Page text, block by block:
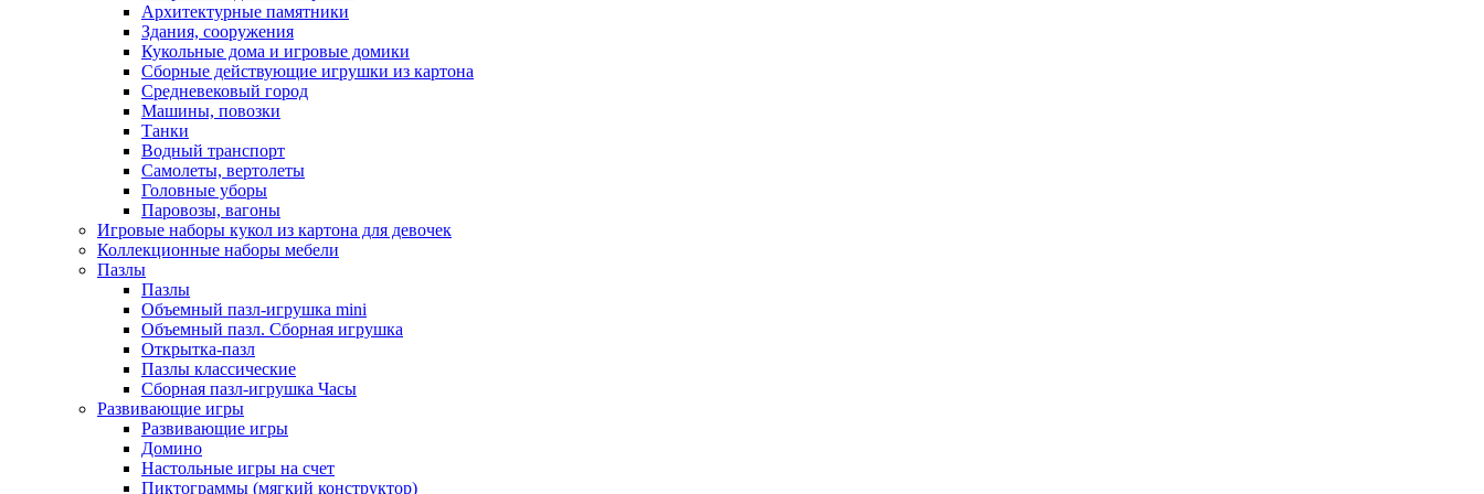
Архитектурные памятники
Здания, сооружения
Кукольные дома и игровые домики
Сборные действующие игрушки из картона
Средневековый город
Машины, повозки
Танки
Водный транспорт
Самолеты, вертолеты
Головные уборы
Паровозы, вагоны
Игровые наборы кукол из картона для девочек
Коллекционные наборы мебели
Пазлы
Пазлы
Объемный пазл-игрушка mini
Объемный пазл. Сборная игрушка
Открытка-пазл
Пазлы классические
Сборная пазл-игрушка Часы
Развивающие игры
Развивающие игры
Домино
Настольные игры на счет
Пиктограммы (мягкий конструктор)